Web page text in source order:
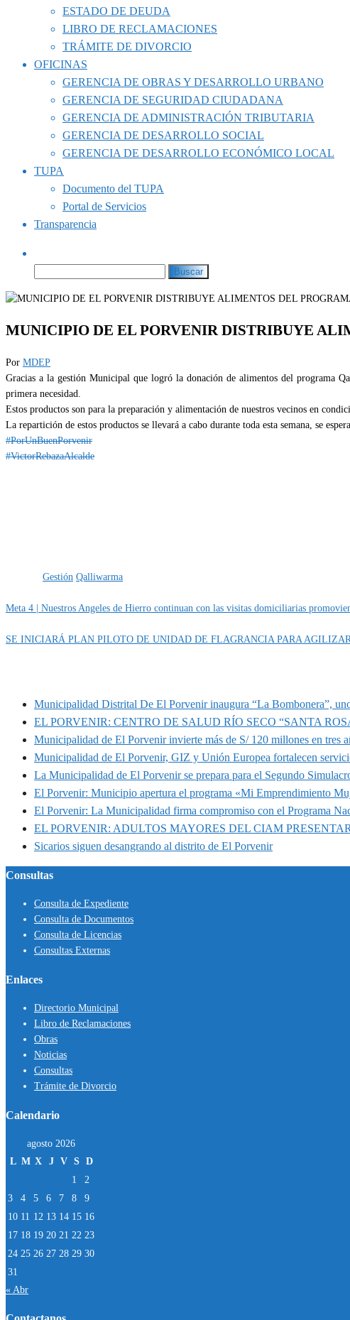
ESTADO DE DEUDA
LIBRO DE RECLAMACIONES
TRÁMITE DE DIVORCIO
OFICINAS
GERENCIA DE OBRAS Y DESARROLLO URBANO
GERENCIA DE SEGURIDAD CIUDADANA
GERENCIA DE ADMINISTRACIÓN TRIBUTARIA
GERENCIA DE DESARROLLO SOCIAL
GERENCIA DE DESARROLLO ECONÓMICO LOCAL
TUPA
Documento del TUPA
Portal de Servicios
Transparencia
MUNICIPIO DE EL PORVENIR DISTRIBUYE
Por MDEP
Gracias a la gestión Municipal que logró la donación de alimentos del programa
primera necesidad.
Estos productos son para la preparación y alimentación de nuestros vecinos en
La repartición de estos productos se llevará a cabo durante toda esta semana, se
#PorUnBuenPorvenir
#VictorRebazaAlcalde
Gestión Qalliwarma
Meta 4 | Nuestros Angeles de Hierro continuan con las visitas domiciliarias
SE INICIARÁ PLAN PILOTO DE UNIDAD DE FLAGRANCIA PARA
Municipalidad Distrital De El Porvenir inaugura “La Bombonera”,
EL PORVENIR: CENTRO DE SALUD RÍO SECO “SANTA
Municipalidad de El Porvenir invierte más de S/ 120 millones en tres
Municipalidad de El Porvenir, GIZ y Unión Europea fortalecen
La Municipalidad de El Porvenir se prepara para el Segundo
El Porvenir: Municipio apertura el programa «Mi Emprendimiento
El Porvenir: La Municipalidad firma compromiso con el Programa
EL PORVENIR: ADULTOS MAYORES DEL CIAM
Sicarios siguen desangrando al distrito de El Porvenir
Consultas
Consulta de Expediente
Consulta de Documentos
Consulta de Licencias
Consultas Externas
Enlaces
Directorio Municipal
Libro de Reclamaciones
Obras
Noticias
Consultas
Trámite de Divorcio
Calendario
agosto 2026
L M X J V S D
1
2
3
4 5 6 7 8
9
10 11 12 13 14 15 16
17 18 19 20 21 22 23
24 25 26 27 28 29 30
31
« Abr